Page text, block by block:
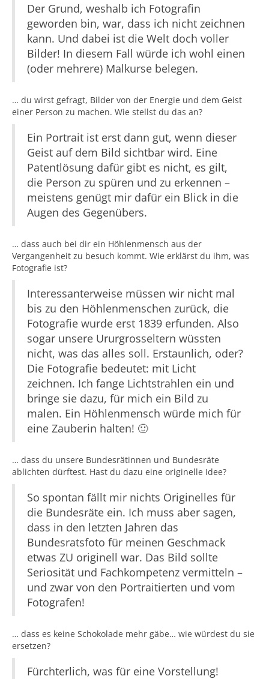
Der Grund, weshalb ich Fotografin
geworden bin, war, dass ich nicht zeichnen
kann. Und dabei ist die Welt doch voller
Bilder! In diesem Fall würde ich wohl einen
(oder mehrere) Malkurse belegen.
… du wirst gefragt, Bilder von der Energie und dem Geist
einer Person zu machen. Wie stellst du das an?
Ein Portrait ist erst dann gut, wenn dieser
Geist auf dem Bild sichtbar wird. Eine
Patentlösung dafür gibt es nicht, es gilt,
die Person zu spüren und zu erkennen –
meistens genügt mir dafür ein Blick in die
Augen des Gegenübers.
… dass auch bei dir ein Höhlenmensch aus der
Vergangenheit zu besuch kommt. Wie erklärst du ihm, was
Fotografie ist?
Interessanterweise müssen wir nicht mal
bis zu den Höhlenmenschen zurück, die
Fotografie wurde erst 1839 erfunden. Also
sogar unsere Ururgrosseltern wüssten
nicht, was das alles soll. Erstaunlich, oder?
Die Fotografie bedeutet: mit Licht
zeichnen. Ich fange Lichtstrahlen ein und
bringe sie dazu, für mich ein Bild zu
malen. Ein Höhlenmensch würde mich für
eine Zauberin halten! 🙂
… dass du unsere Bundesrätinnen und Bundesräte
ablichten dürftest. Hast du dazu eine originelle Idee?
So spontan fällt mir nichts Originelles für
die Bundesräte ein. Ich muss aber sagen,
dass in den letzten Jahren das
Bundesratsfoto für meinen Geschmack
etwas ZU originell war. Das Bild sollte
Seriosität und Fachkompetenz vermitteln –
und zwar von den Portraitierten und vom
Fotografen!
… dass es keine Schokolade mehr gäbe… wie würdest du sie
ersetzen?
Fürchterlich, was für eine Vorstellung!